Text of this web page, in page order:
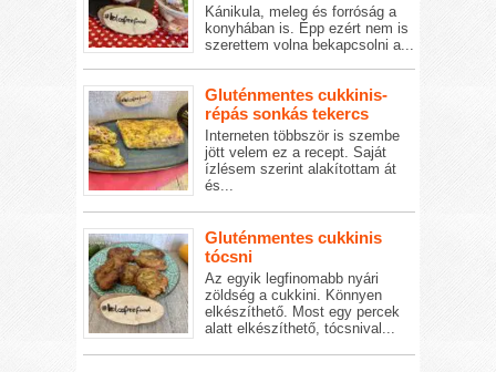
Kánikula, meleg és forróság a
konyhában is. Épp ezért nem is
szerettem volna bekapcsolni a...
Gluténmentes cukkinis-
répás sonkás tekercs
Interneten többször is szembe
jött velem ez a recept. Saját
ízlésem szerint alakítottam át
és...
Gluténmentes cukkinis
tócsni
Az egyik legfinomabb nyári
zöldség a cukkini. Könnyen
elkészíthető. Most egy percek
alatt elkészíthető, tócsnival...